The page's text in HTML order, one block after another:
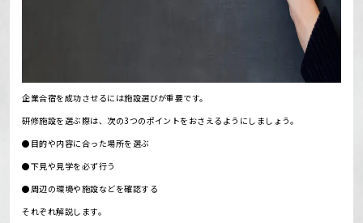
企業合宿を成功させるには施設選びが重要です。
研修施設を選ぶ際は、次の3つのポイントをおさえるようにしましょう。
●目的や内容に合った場所を選ぶ
●下見や見学を必ず行う
●周辺の環境や施設などを確認する
それぞれ解説します。